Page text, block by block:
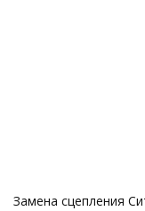
Замена сцепления